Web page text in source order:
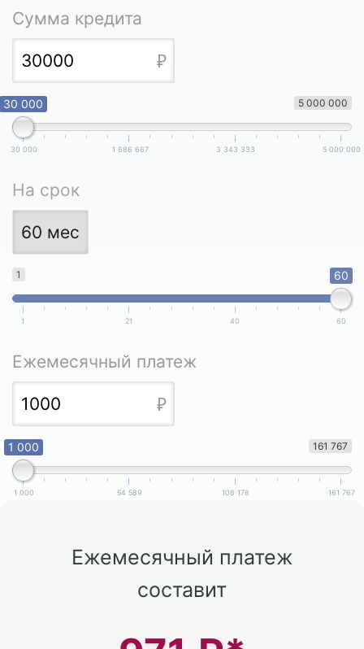
Сумма кредита
5 000 000
30 000
30 000 1 686 667 3 343 333 5 000 000
На срок
1 60
1 21 40 60
Ежемесячный платеж
161 767
1 000
1 000 54 589 108 178 161 767
Ежемесячный платеж
составит